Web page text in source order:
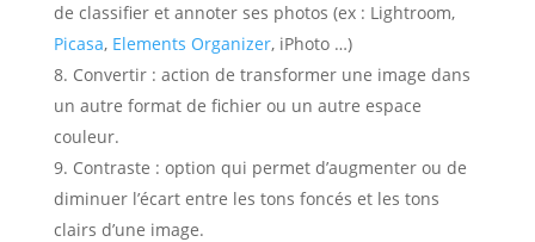
de classifier et annoter ses photos (ex : Lightroom,
Picasa, Elements Organizer, iPhoto …)
Convertir : action de transformer une image dans
un autre format de fichier ou un autre espace
couleur.
Contraste : option qui permet d’augmenter ou de
diminuer l’écart entre les tons foncés et les tons
clairs d’une image.